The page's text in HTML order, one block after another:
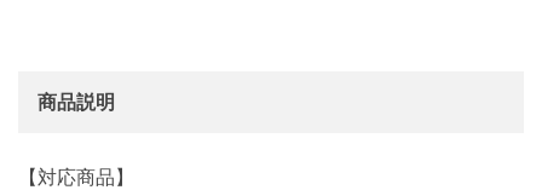
商品説明
【対応商品】